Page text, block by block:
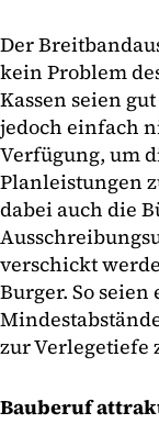
Der
kein Problem
Kassen seien
jedoch einfach
Verfügung, um
Planleistungen
dabei auch die
verschickt
Burger. So
zur Verlegetiefe
Bauberuf